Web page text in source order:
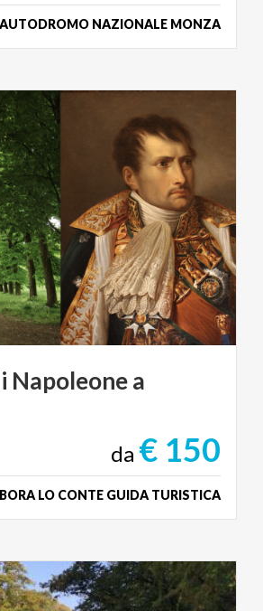
AUTODROMO NAZIONALE MONZA
Napoleonea
da € 150
LO CONTE GUIDA TURISTICA